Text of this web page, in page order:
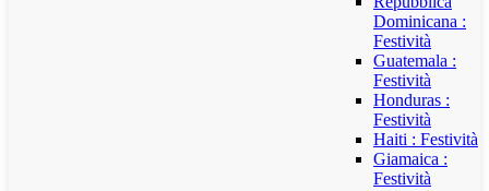
Dominicana :
Festività
Guatemala :
Festività
Honduras :
Festività
Haiti : Festività
Giamaica :
Festività